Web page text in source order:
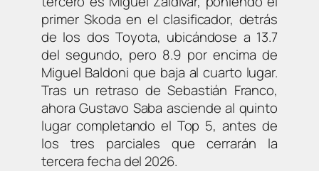
primer Skoda en el clasificador, detrás
de los dos Toyota, ubicándose a 13.7
del segundo, pero 8.9 por encima de
Miguel Baldoni que baja al cuarto lugar.
Tras un retraso de Sebastián Franco,
ahora Gustavo Saba asciende al quinto
lugar completando el Top 5, antes de
los tres parciales que cerrarán la
tercera fecha del 2026.